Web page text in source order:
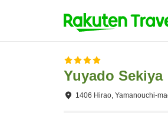
Yuyado Sekiya
1406 Hirao, Yamanouchi-